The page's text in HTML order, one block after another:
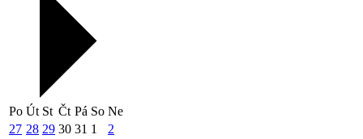
Po Út St Čt Pá So Ne
27 28 29 30 31 1
2